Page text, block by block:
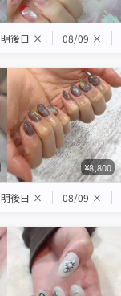
明後日 × 08/09 ×
¥8,800
明後日 × 08/09 ×